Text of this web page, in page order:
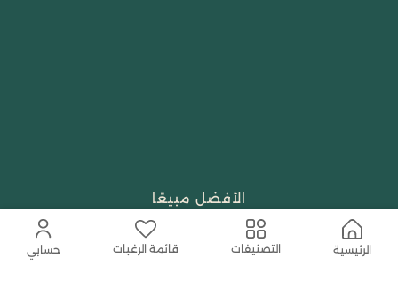
الرئيسية التصنيفات قائمة الرغبات حسابي
الأفضل مبيعًا
تسوق حسب العلامة التجارية